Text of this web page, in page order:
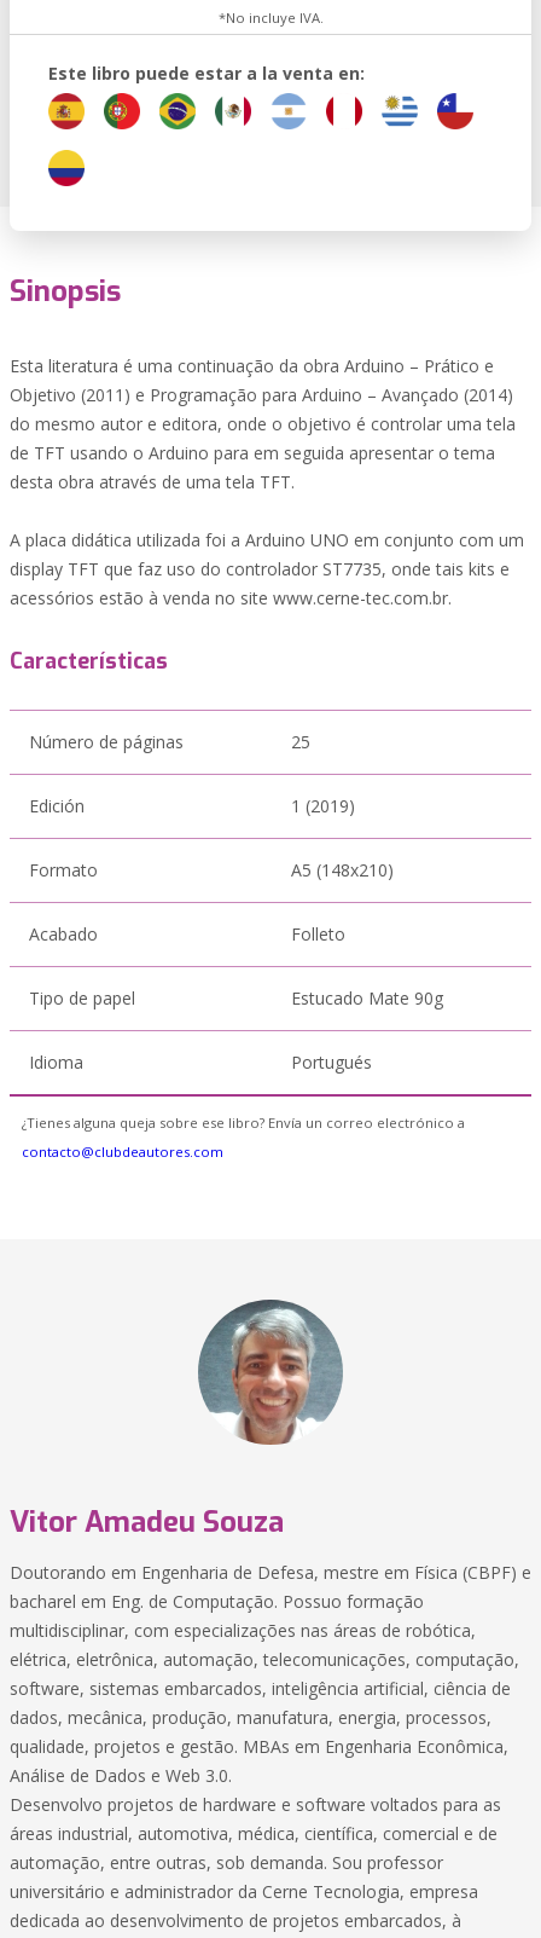
*No incluye IVA.
Este libro puede estar a la venta en:
Sinopsis
Esta literatura é uma continuação da obra Arduino – Prático e
Objetivo (2011) e Programação para Arduino – Avançado (2014)
do mesmo autor e editora, onde o objetivo é controlar uma tela
de TFT usando o Arduino para em seguida apresentar o tema
desta obra através de uma tela TFT.
A placa didática utilizada foi a Arduino UNO em conjunto com um
display TFT que faz uso do controlador ST7735, onde tais kits e
acessórios estão à venda no site www.cerne-tec.com.br.
Características
Número de páginas 25
Edición 1 (2019)
Formato A5 (148x210)
Acabado Folleto
Tipo de papel Estucado Mate 90g
Idioma Portugués
¿Tienes alguna queja sobre ese libro? Envía un correo electrónico a
contacto@clubdeautores.com
Vitor Amadeu Souza
Doutorando em Engenharia de Defesa, mestre em Física (CBPF) e
bacharel em Eng. de Computação. Possuo formação
multidisciplinar, com especializações nas áreas de robótica,
elétrica, eletrônica, automação, telecomunicações, computação,
software, sistemas embarcados, inteligência artificial, ciência de
dados, mecânica, produção, manufatura, energia, processos,
qualidade, projetos e gestão. MBAs em Engenharia Econômica,
Análise de Dados e Web 3.0.
Desenvolvo projetos de hardware e software voltados para as
áreas industrial, automotiva, médica, científica, comercial e de
automação, entre outras, sob demanda. Sou professor
universitário e administrador da Cerne Tecnologia, empresa
dedicada ao desenvolvimento de projetos embarcados, à